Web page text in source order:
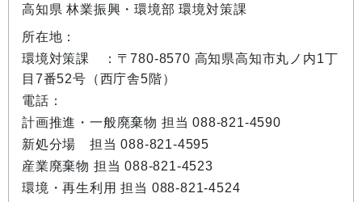
高知県 林業振興・環境部 環境対策課
所在地：
環境対策課 ：〒780-8570 高知県高知市丸ノ内1丁
目7番52号（西庁舎5階）
電話：
計画推進・一般廃棄物 担当 088-821-4590
新処分場 担当 088-821-4595
産業廃棄物 担当 088-821-4523
環境・再生利用 担当 088-821-4524